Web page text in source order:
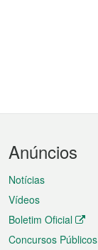
Anúncios
Notícias
Vídeos
Boletim Oficial
Concursos Públicos